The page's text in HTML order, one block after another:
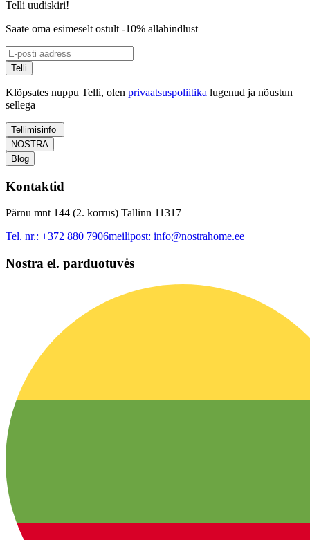
Telli uudiskiri!
Saate oma esimeselt ostult -10% allahindlust
Telli
Klõpsates nuppu Telli, olen privaatsuspoliitika lugenud ja nõustun
sellega
Tellimisinfo
NOSTRA
Blog
Kontaktid
Pärnu mnt 144 (2. korrus) Tallinn 11317
Tel. nr.: +372 880 7906meilipost: info@nostrahome.ee
Nostra el. parduotuvės